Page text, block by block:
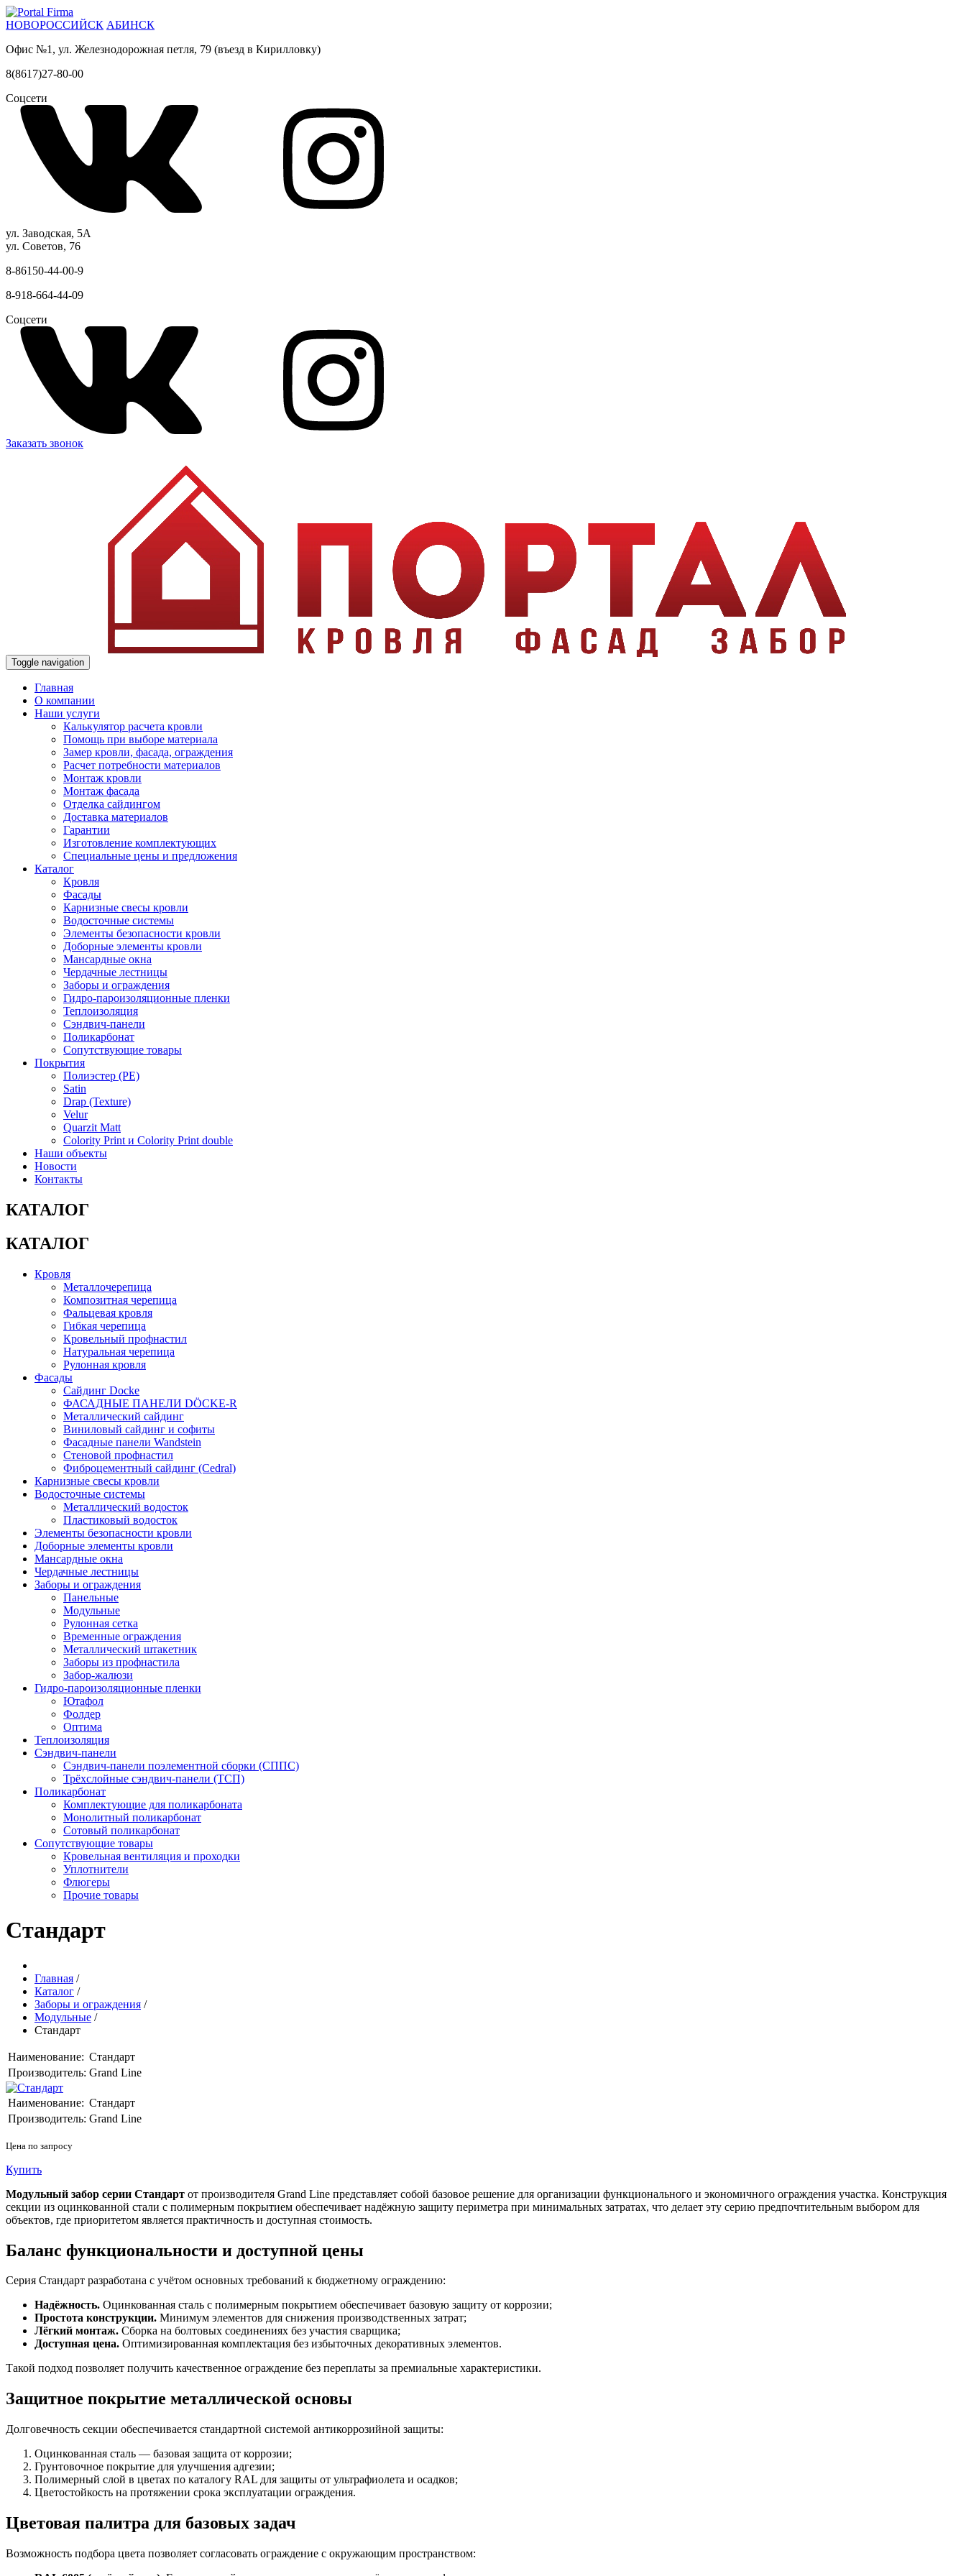
НОВОРОССИЙСК АБИНСК
Офис №1, ул. Железнодорожная петля, 79 (въезд в Кирилловку)
8(8617)27-80-00
Соцсети
ул. Заводская, 5А
ул. Советов, 76
8-86150-44-00-9
8-918-664-44-09
Соцсети
Заказать звонок
Toggle navigation
Главная
О компании
Наши услуги
Калькулятор расчета кровли
Помощь при выборе материала
Замер кровли, фасада, ограждения
Расчет потребности материалов
Монтаж кровли
Монтаж фасада
Отделка сайдингом
Доставка материалов
Гарантии
Изготовление комплектующих
Специальные цены и предложения
Каталог
Кровля
Фасады
Карнизные свесы кровли
Водосточные системы
Элементы безопасности кровли
Доборные элементы кровли
Мансардные окна
Чердачные лестницы
Заборы и ограждения
Гидро-пароизоляционные пленки
Теплоизоляция
Сэндвич-панели
Поликарбонат
Сопутствующие товары
Покрытия
Полиэстер (РЕ)
Satin
Drap (Texture)
Velur
Quarzit Matt
Colority Print и Colority Print double
Наши объекты
Новости
Контакты
КАТАЛОГ
КАТАЛОГ
Кровля
Металлочерепица
Композитная черепица
Фальцевая кровля
Гибкая черепица
Кровельный профнастил
Натуральная черепица
Рулонная кровля
Фасады
Сайдинг Docke
ФАСАДНЫЕ ПАНЕЛИ DÖCKE-R
Металлический сайдинг
Виниловый сайдинг и софиты
Фасадные панели Wandstein
Стеновой профнастил
Фиброцементный сайдинг (Cedral)
Карнизные свесы кровли
Водосточные системы
Металлический водосток
Пластиковый водосток
Элементы безопасности кровли
Доборные элементы кровли
Мансардные окна
Чердачные лестницы
Заборы и ограждения
Панельные
Модульные
Рулонная сетка
Временные ограждения
Металлический штакетник
Заборы из профнастила
Забор-жалюзи
Гидро-пароизоляционные пленки
Ютафол
Фолдер
Оптима
Теплоизоляция
Сэндвич-панели
Сэндвич-панели поэлементной сборки (СППС)
Трёхслойные сэндвич-панели (ТСП)
Поликарбонат
Комплектующие для поликарбоната
Монолитный поликарбонат
Сотовый поликарбонат
Сопутствующие товары
Кровельная вентиляция и проходки
Уплотнители
Флюгеры
Прочие товары
Стандарт
Главная /
Каталог /
Заборы и ограждения /
Модульные /
Стандарт
Наименование: Стандарт
Производитель: Grand Line
Наименование: Стандарт
Производитель: Grand Line
Цена по запросу
Купить
Модульный забор серии Стандарт от производителя Grand Line представляет собой базовое решение для организации функционального и экономичного ограждения участка. Конструкция
секции из оцинкованной стали с полимерным покрытием обеспечивает надёжную защиту периметра при минимальных затратах, что делает эту серию предпочтительным выбором для
объектов, где приоритетом является практичность и доступная стоимость.
Баланс функциональности и доступной цены
Серия Стандарт разработана с учётом основных требований к бюджетному ограждению:
Надёжность. Оцинкованная сталь с полимерным покрытием обеспечивает базовую защиту от коррозии;
Простота конструкции. Минимум элементов для снижения производственных затрат;
Лёгкий монтаж. Сборка на болтовых соединениях без участия сварщика;
Доступная цена. Оптимизированная комплектация без избыточных декоративных элементов.
Такой подход позволяет получить качественное ограждение без переплаты за премиальные характеристики.
Защитное покрытие металлической основы
Долговечность секции обеспечивается стандартной системой антикоррозийной защиты:
Оцинкованная сталь — базовая защита от коррозии;
Грунтовочное покрытие для улучшения адгезии;
Полимерный слой в цветах по каталогу RAL для защиты от ультрафиолета и осадков;
Цветостойкость на протяжении срока эксплуатации ограждения.
Цветовая палитра для базовых задач
Возможность подбора цвета позволяет согласовать ограждение с окружающим пространством: